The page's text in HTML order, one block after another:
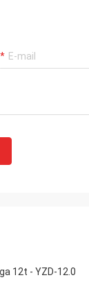
12t - YZD-12.0